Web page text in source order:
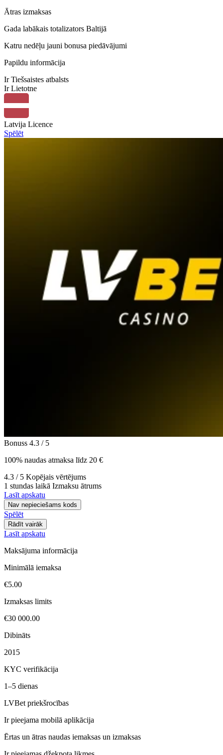
Ātras izmaksas
Gada labākais totalizators Baltijā
Katru nedēļu jauni bonusa piedāvājumi
Papildu informācija
IrTiešsaistes atbalsts
IrLietotne
Latvija Licence
Spēlēt
Bonuss 4.3 / 5
100% naudas atmaksa līdz 20 €
4.3 / 5 Kopējais vērtējums
1 stundas laikā Izmaksu ātrums
Lasīt apskatu
Nav nepieciešams kods
Spēlēt
Rādīt vairāk
Lasīt apskatu
Maksājuma informācija
Minimālā iemaksa
€5.00
Izmaksas limits
€30 000.00
Dibināts
2015
KYC verifikācija
1–5 dienas
LVBet priekšrocības
Ir pieejama mobilā aplikācija
Ērtas un ātras naudas iemaksas un izmaksas